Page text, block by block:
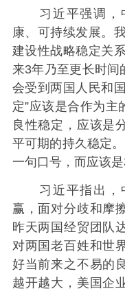
习近平强调，
康、可持续发展。
建设性战略稳定关
来3年乃至更长时间
会受到两国人民和
定”应该是合作为主
良性稳定，应该是
平可期的持久稳定
一句口号，而应该是
习近平指出，
赢，面对分歧和摩
昨天两国经贸团队
对两国老百姓和世
好当前来之不易的
越开越大，美国企